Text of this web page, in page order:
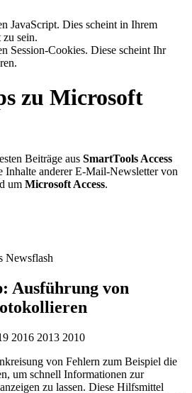
JavaScript. Dies scheint in Ihrem
sein.
Session-Cookies. Diese scheint Ihr
zu Microsoft
Beiträge aus SmartTools Access
Inhalte anderer E-Mail-Newsletter von
um Microsoft Access.
Newsflash
Ausführung von
2016 2013 2010
von Fehlern zum Beispiel die
um schnell Informationen zur
zu lassen. Diese Hilfsmittel